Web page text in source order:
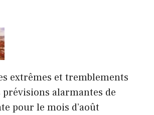
extrêmes et tremblements
alarmantes de
pour le mois d’août